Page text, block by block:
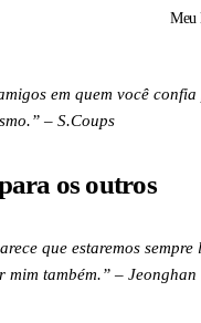
Meu
em quem você
– S.Coups
os outros
que estaremos
mim também.” – Jeonghan